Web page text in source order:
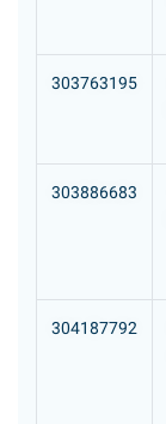
303763195
303886683
304187792